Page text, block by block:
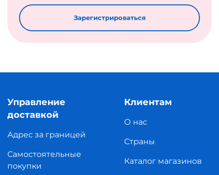
Зарегистрироваться
Управление
доставкой
Адрес за границей
Самостоятельные
покупки
Клиентам
О нас
Страны
Каталог магазинов